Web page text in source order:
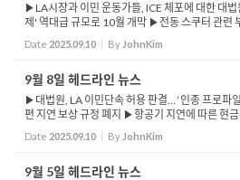
▶LA시장과 이민 운동가들, ICE 체포에 대한 대
제' 역대급 규모로 10월 개막 ▶전동 스쿠터 관련
브 2025년조사, 캘리포니아주 가장 행복한 주 7
지...
Date 2025.09.10 By JohnKim
9월 8일 헤드라인 뉴스
▶대법원, LA 이민단속 허용 판결… ‘인종 프로파
편 지연 보상 규정 폐지 ▶항공기 지연에 따른 현
일자리 증가율, 1년 전보다 75% 감소 ▶실업수당
Date 2025.09.10 By JohnKim
9월 5일 헤드라인 뉴스